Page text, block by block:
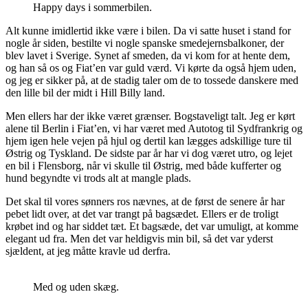
Happy days i sommerbilen.
Alt kunne imidlertid ikke være i bilen. Da vi satte huset i stand for
nogle år siden, bestilte vi nogle spanske smedejernsbalkoner, der
blev lavet i Sverige. Synet af smeden, da vi kom for at hente dem,
og han så os og Fiat’en var guld værd. Vi kørte da også hjem uden,
og jeg er sikker på, at de stadig taler om de to tossede danskere med
den lille bil der midt i Hill Billy land.
Men ellers har der ikke været grænser. Bogstaveligt talt. Jeg er kørt
alene til Berlin i Fiat’en, vi har været med Autotog til Sydfrankrig og
hjem igen hele vejen på hjul og dertil kan lægges adskillige ture til
Østrig og Tyskland. De sidste par år har vi dog været utro, og lejet
en bil i Flensborg, når vi skulle til Østrig, med både kufferter og
hund begyndte vi trods alt at mangle plads.
Det skal til vores sønners ros nævnes, at de først de senere år har
pebet lidt over, at det var trangt på bagsædet. Ellers er de troligt
krøbet ind og har siddet tæt. Et bagsæde, det var umuligt, at komme
elegant ud fra. Men det var heldigvis min bil, så det var yderst
sjældent, at jeg måtte kravle ud derfra.
Med og uden skæg.